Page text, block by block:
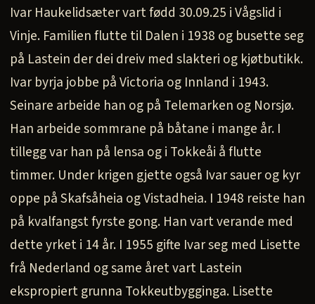
Ivar Haukelidsæter vart fødd 30.09.25 i Vågslid i
Vinje. Familien flutte til Dalen i 1938 og busette seg
på Lastein der dei dreiv med slakteri og kjøtbutikk.
Ivar byrja jobbe på Victoria og Innland i 1943.
Seinare arbeide han og på Telemarken og Norsjø.
Han arbeide sommrane på båtane i mange år. I
tillegg var han på lensa og i Tokkeåi å flutte
timmer. Under krigen gjette også Ivar sauer og kyr
oppe på Skafsåheia og Vistadheia. I 1948 reiste han
på kvalfangst fyrste gong. Han vart verande med
dette yrket i 14 år. I 1955 gifte Ivar seg med Lisette
frå Nederland og same året vart Lastein
ekspropiert grunna Tokkeutbygginga. Lisette